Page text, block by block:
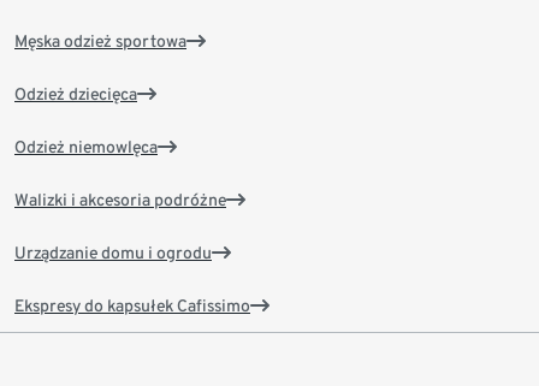
Męska odzież sportowa
Odzież dziecięca
Odzież niemowlęca
Walizki i akcesoria podróżne
Urządzanie domu i ogrodu
Ekspresy do kapsułek Cafissimo